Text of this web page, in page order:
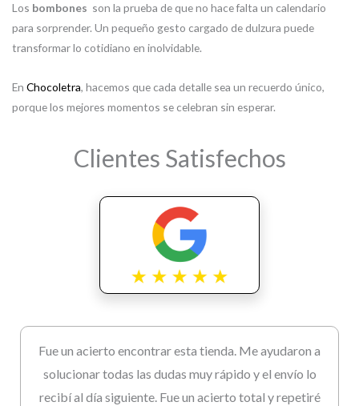
Los bombones son la prueba de que no hace falta un calendario
para sorprender. Un pequeño gesto cargado de dulzura puede
transformar lo cotidiano en inolvidable.
En Chocoletra, hacemos que cada detalle sea un recuerdo único,
porque los mejores momentos se celebran sin esperar.
Clientes Satisfechos
Fue un acierto encontrar esta tienda. Me ayudaron a
solucionar todas las dudas muy rápido y el envío lo
recibí al día siguiente. Fue un acierto total y repetiré